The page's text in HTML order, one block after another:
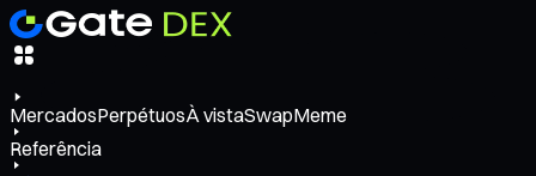
MercadosPerpétuosÀ vistaSwapMeme
Referência